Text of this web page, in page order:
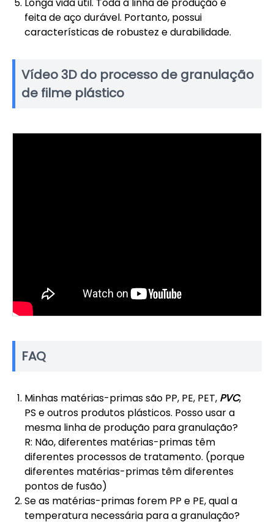
Longa vida útil. Toda a linha de produção é
feita de aço durável. Portanto, possui
características de robustez e durabilidade.
Vídeo 3D do processo de granulação
de filme plástico
FAQ
Minhas matérias-primas são PP, PE, PET, PVC,
PS e outros produtos plásticos. Posso usar a
mesma linha de produção para granulação?
R: Não, diferentes matérias-primas têm
diferentes processos de tratamento. (porque
diferentes matérias-primas têm diferentes
pontos de fusão)
Se as matérias-primas forem PP e PE, qual a
temperatura necessária para a granulação?